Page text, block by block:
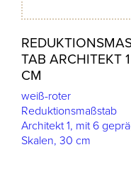
AB ARCHITEKT 1
M
weiß-roter
Reduktionsmaßstab
Architekt 1, mit 6
Skalen, 30 cm